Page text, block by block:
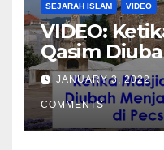
SEJARAH ISLAM VIDEO
VIDEO:
Qasim
Katolik di
JANUARY 3, 2022
COMMENTS